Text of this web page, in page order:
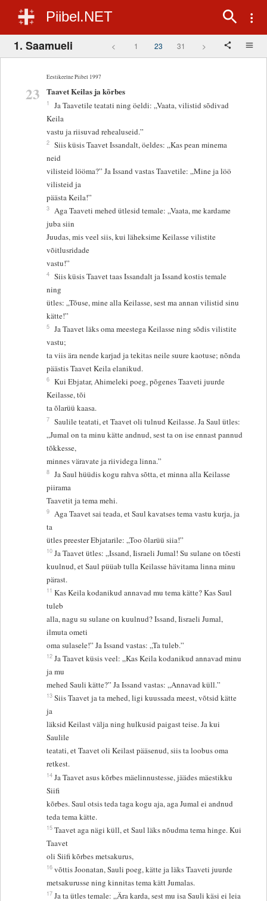
Piibel.NET
1. Saamueli < 1 23 31 >
Eestikeelne Piibel 1997
23 Taavet Keilas ja kõrbes
1
Ja Taavetile teatati ning öeldi: „Vaata, vilistid sõdivad
Keila
vastu ja riisuvad rehealuseid.”
2 Siis küsis Taavet Issandalt, öeldes: „Kas pean minema
neid
vilisteid lööma?” Ja Issand vastas Taavetile: „Mine ja löö
vilisteid ja
päästa Keila!”
3 Aga Taaveti mehed ütlesid temale: „Vaata, me kardame
juba siin
Juudas, mis veel siis, kui läheksime Keilasse vilistite
võitlusridade
vastu!”
4 Siis küsis Taavet taas Issandalt ja Issand kostis temale
ning
ütles: „Tõuse, mine alla Keilasse, sest ma annan vilistid sinu
kätte!”
5 Ja Taavet läks oma meestega Keilasse ning sõdis vilistite
vastu;
ta viis ära nende karjad ja tekitas neile suure kaotuse; nõnda
päästis Taavet Keila elanikud.
6 Kui Ebjatar, Ahimeleki poeg, põgenes Taaveti juurde
Keilasse, tõi
ta õlarüü kaasa.
7 Saulile teatati, et Taavet oli tulnud Keilasse. Ja Saul ütles:
„Jumal on ta minu kätte andnud, sest ta on ise ennast pannud
tõkkesse,
minnes väravate ja riividega linna.”
8 Ja Saul hüüdis kogu rahva sõtta, et minna alla Keilasse
piirama
Taavetit ja tema mehi.
9 Aga Taavet sai teada, et Saul kavatses tema vastu kurja, ja
ta
ütles preester Ebjatarile: „Too õlarüü siia!”
10 Ja Taavet ütles: „Issand, Iisraeli Jumal! Su sulane on tõesti
kuulnud, et Saul püüab tulla Keilasse hävitama linna minu
pärast.
11 Kas Keila kodanikud annavad mu tema kätte? Kas Saul
tuleb
alla, nagu su sulane on kuulnud? Issand, Iisraeli Jumal,
ilmuta ometi
oma sulasele!” Ja Issand vastas: „Ta tuleb.”
12 Ja Taavet küsis veel: „Kas Keila kodanikud annavad minu
ja mu
mehed Sauli kätte?” Ja Issand vastas: „Annavad küll.”
13 Siis Taavet ja ta mehed, ligi kuussada meest, võtsid kätte
ja
läksid Keilast välja ning hulkusid paigast teise. Ja kui
Saulile
teatati, et Taavet oli Keilast pääsenud, siis ta loobus oma
retkest.
14 Ja Taavet asus kõrbes mäelinnustesse, jäädes mäestikku
Siifi
kõrbes. Saul otsis teda taga kogu aja, aga Jumal ei andnud
teda tema kätte.
15 Taavet aga nägi küll, et Saul läks nõudma tema hinge. Kui
Taavet
oli Siifi kõrbes metsakurus,
16 võttis Joonatan, Sauli poeg, kätte ja läks Taaveti juurde
metsakurusse ning kinnitas tema kätt Jumalas.
17 Ja ta ütles temale: „Ära karda, sest mu isa Sauli käsi ei leia